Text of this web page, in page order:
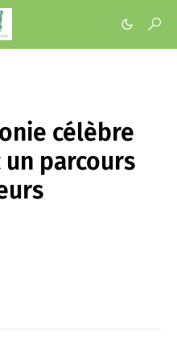
célèbre
un parcours